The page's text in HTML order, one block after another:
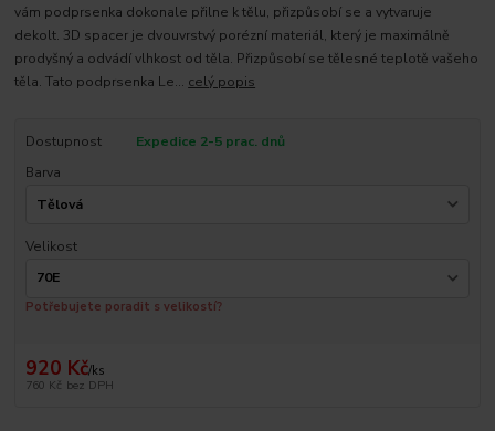
vám podprsenka dokonale přilne k tělu, přizpůsobí se a vytvaruje
dekolt. 3D spacer je dvouvrstvý porézní materiál, který je maximálně
prodyšný a odvádí vlhkost od těla. Přizpůsobí se tělesné teplotě vašeho
těla. Tato podprsenka Le... celý popis
Dostupnost
Expedice 2-5 prac. dnů
Barva
Velikost
Potřebujete poradit s velikostí?
920 Kč/ks
760 Kč bez DPH